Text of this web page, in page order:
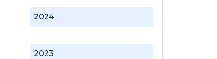
2023
2024